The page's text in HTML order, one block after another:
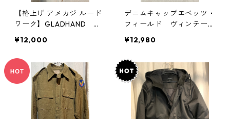
【格上げ アメカジ ルード
ワーク】GLADHAND サ
ド
¥12,000
デニムキャップエベッツ・
フィールド ヴィンテージ
¥12,980